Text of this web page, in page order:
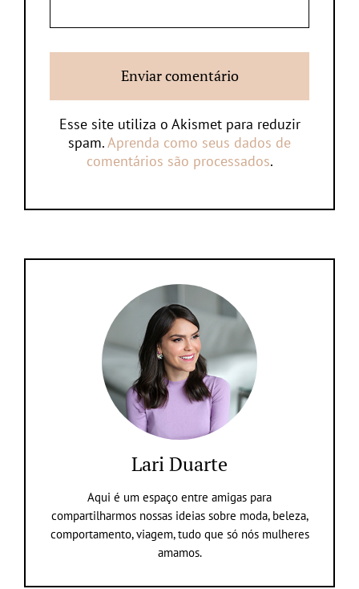
Esse site utiliza o Akismet para reduzir
spam.Aprenda como seus dados de
comentários são processados.
Lari Duarte
Aqui é um espaço entre amigas para
compartilharmos nossas ideias sobre moda, beleza,
comportamento, viagem, tudo que só nós mulheres
amamos.